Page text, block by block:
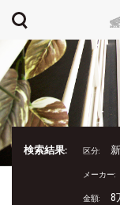
検索結果: 区分:
メーカー:
金額: 8